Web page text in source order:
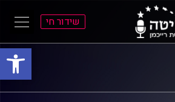
פתח
שידור חי